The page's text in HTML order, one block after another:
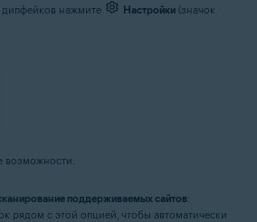
нажмите Настройки (значок
возможности:
поддерживаемых сайтов:
рядом с этой опцией, чтобы автоматически